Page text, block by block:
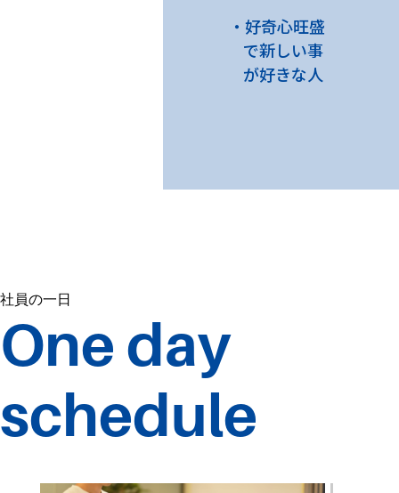
好奇心旺盛
で新しい事
が好きな人
社員の一日
One day
schedule